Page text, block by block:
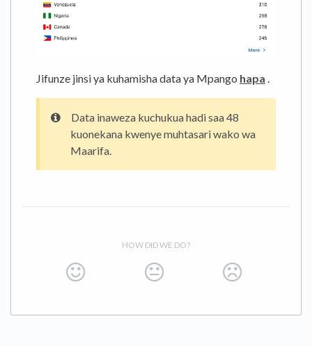
Jifunze jinsi ya kuhamisha data ya Mpango hapa .
Data inaweza kuchukua hadi saa 48
kuonekana kwenye muhtasari wako wa
Maarifa.
HOW DID WE DO?